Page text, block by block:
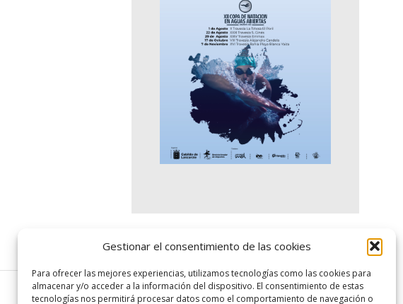
Gestionar el consentimiento de las cookies
Para ofrecer las mejores experiencias, utilizamos tecnologías como las cookies para
almacenar y/o acceder a la información del dispositivo. El consentimiento de estas
tecnologías nos permitirá procesar datos como el comportamiento de navegación o
logo SID